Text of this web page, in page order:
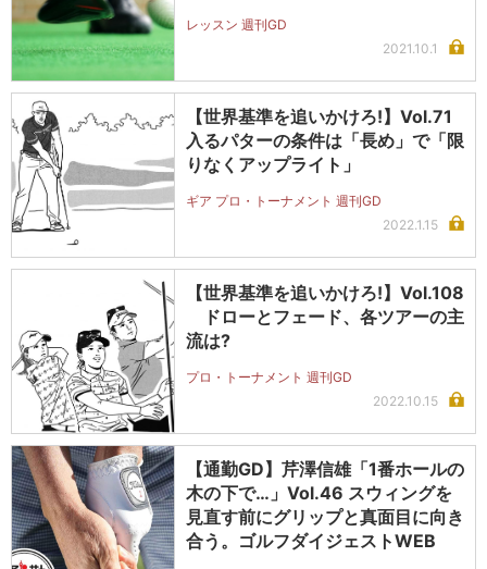
レッスン 週刊GD
2021.10.1
【世界基準を追いかけろ!】Vol.71
入るパターの条件は「長め」で「限
りなくアップライト」
ギア プロ・トーナメント 週刊GD
2022.1.15
【世界基準を追いかけろ!】Vol.108
ドローとフェード、各ツアーの主
流は?
プロ・トーナメント 週刊GD
2022.10.15
【通勤GD】芹澤信雄「1番ホールの
木の下で…」Vol.46 スウィングを
見直す前にグリップと真面目に向き
合う。ゴルフダイジェストWEB